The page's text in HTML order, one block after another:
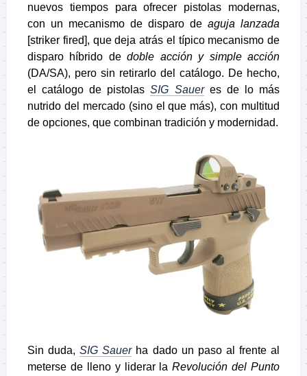
nuevos tiempos para ofrecer pistolas modernas,
con un mecanismo de disparo de aguja lanzada
[striker fired], que deja atrás el típico mecanismo de
disparo híbrido dedoble acción y simple acción
(DA/SA), pero sin retirarlo del catálogo. De hecho,
el catálogo de pistolasSIG Saueres de lo más
nutrido del mercado (sino el que más), con multitud
de opciones, que combinan tradición y modernidad.
Sin duda,SIG Sauerha dado un paso al frente al
meterse de lleno y liderar laRevolución del Punto